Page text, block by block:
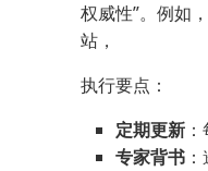
权威性”。例如
站，
执行要点：
定期更新
专家背书